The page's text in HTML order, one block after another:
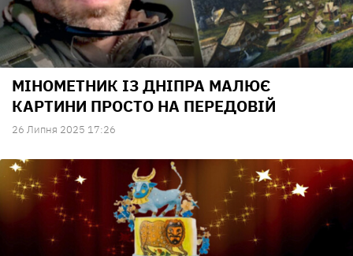
МІНОМЕТНИК ІЗ ДНІПРА МАЛЮЄ
КАРТИНИ ПРОСТО НА ПЕРЕДОВІЙ
26 Липня 2025 17:26